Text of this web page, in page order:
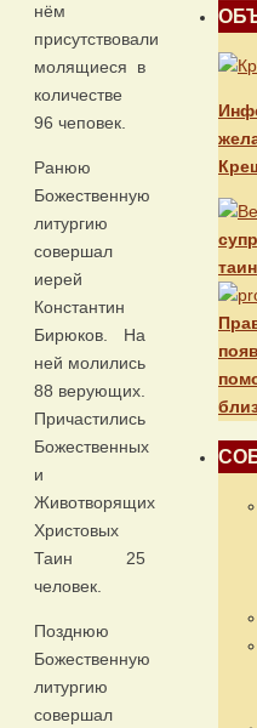
нём
присутствовали
молящиеся в
количестве
96 чеповек.
Ранюю
Божественную
литургию
совершал
иерей
Константин
Бирюков. На
ней молились
88 верующих.
Причастились
Божественных
и
Животворящих
Христовых
Таин 25
человек.
Позднюю
Божественную
литургию
совершал